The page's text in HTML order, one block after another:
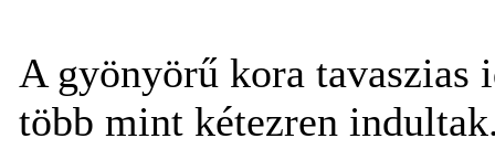
A gyönyörű kora tavaszias
több mint kétezren